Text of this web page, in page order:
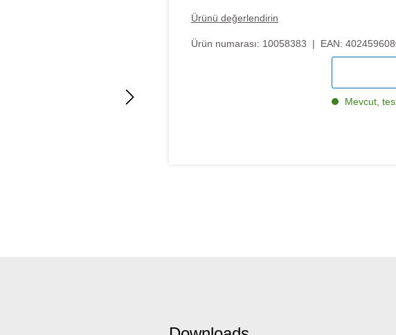
Ürünü değerlendirin
Ürün numarası: 10058383 | EAN:
Mevcut,